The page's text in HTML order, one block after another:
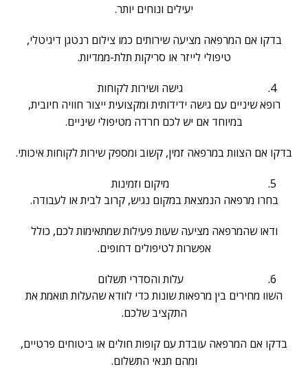
יעילים ונוחים יותר.
בדקו אם המרפאה מציעה שירותים כמו צילום רנטגן דיגיטלי,
טיפולי לייזר או סריקות תלת-ממדיות.
גישה ושירות לקוחות
רופא שיניים עם גישה ידידותית ומקצועית ייצור חוויה חיובית,
במיוחד אם יש לכם חרדה מטיפולי שיניים.
בדקו אם הצוות במרפאה זמין, קשוב ומספק שירות לקוחות איכותי.
מיקום וזמינות
בחרו מרפאה הנמצאת במקום נגיש, קרוב לבית או לעבודה.
ודאו שהמרפאה מציעה שעות פעילות שמתאימות לכם, כולל
אפשרות לטיפולים דחופים.
עלות והסדרי תשלום
השוו מחירים בין מרפאות שונות כדי לוודא שהעלות תואמת את
התקציב שלכם.
בדקו אם המרפאה עובדת עם קופות חולים או ביטוחים פרטיים,
ומהם תנאי התשלום.